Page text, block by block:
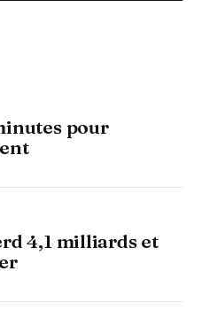
pour
4,1 milliards et